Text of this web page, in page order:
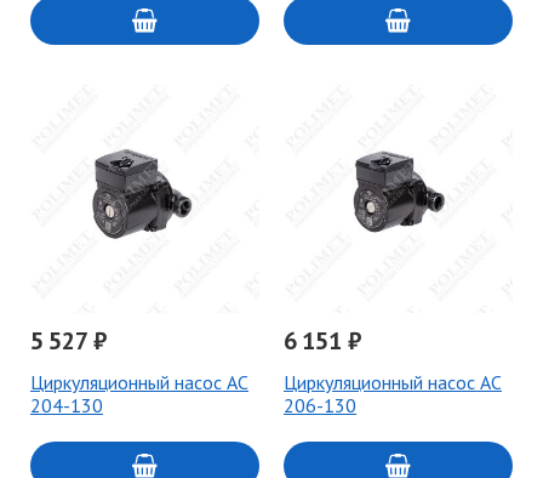
5 527 ₽
Циркуляционный насос AC
204-130
6 151 ₽
Циркуляционный насос AC
206-130